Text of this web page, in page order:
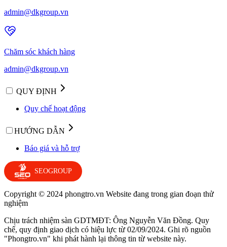
admin@dkgroup.vn
Chăm sóc khách hàng
admin@dkgroup.vn
QUY ĐỊNH
Quy chế hoạt động
HƯỚNG DẪN
Báo giá và hỗ trợ
SEOGROUP
Copyright © 2024 phongtro.vn Website đang trong gian đoạn thử
nghiệm
Chịu trách nhiệm sàn GDTMĐT: Ông Nguyễn Văn Đồng. Quy
chế, quy định giao dịch có hiệu lực từ 02/09/2024. Ghi rõ nguồn
"Phongtro.vn" khi phát hành lại thông tin từ website này.